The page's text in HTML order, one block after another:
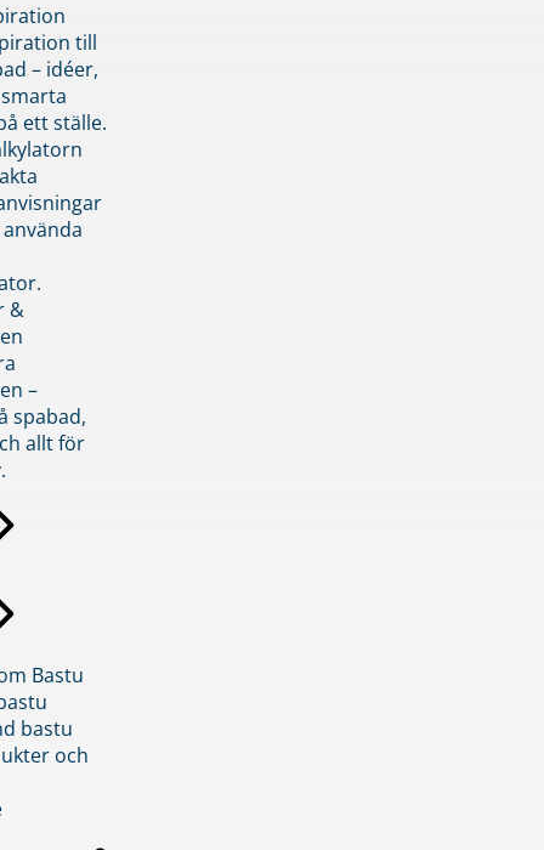
till
– idéer,
ett ställe.
&
–
spabad,
allt för
Bastu
bastu
och